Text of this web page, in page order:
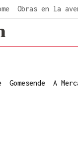
Obras en la
Gomesende A